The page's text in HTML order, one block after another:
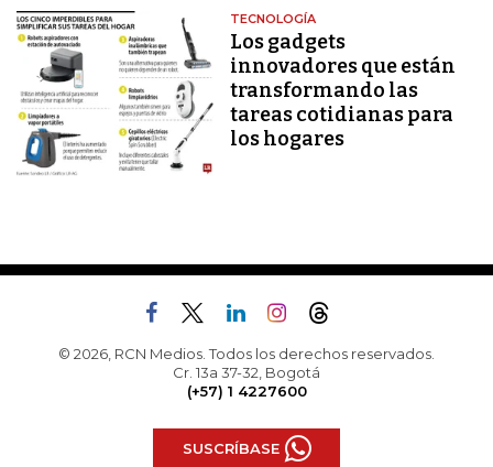
TECNOLOGÍA
Los gadgets
innovadores que están
transformando las
tareas cotidianas para
los hogares
© 2026, RCN Medios. Todos los derechos reservados.
Cr. 13a 37-32, Bogotá
(+57) 1 4227600
SUSCRÍBASE